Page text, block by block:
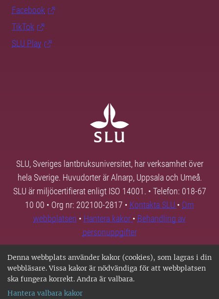
Denna webbplats använder kakor (cookies), som lagras i din
webbläsare. Vissa kakor är nödvändiga för att webbplatsen
ska fungera korrekt. Andra är valbara.
Hantera valbara kakor
Facebook
TikTok
SLU Play
SLU, Sveriges lantbruksuniversitet, har verksamhet över
hela Sverige. Huvudorter är Alnarp, Uppsala och Umeå.
SLU är miljöcertifierat enligt ISO 14001. • Telefon: 018-67
10 00 • Org nr: 202100-2817 • Kontakta SLU • Om
webbplatsen • Hantera kakor • Behandling av
personuppgifter